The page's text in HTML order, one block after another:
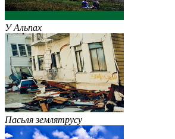
У Альпах
Пасьля землятрусу